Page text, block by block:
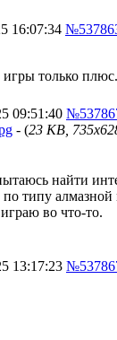
16:07:34
игры только
09:51:40
- (23 KB,
найти
типу алмазной
во что-то.
13:17:23